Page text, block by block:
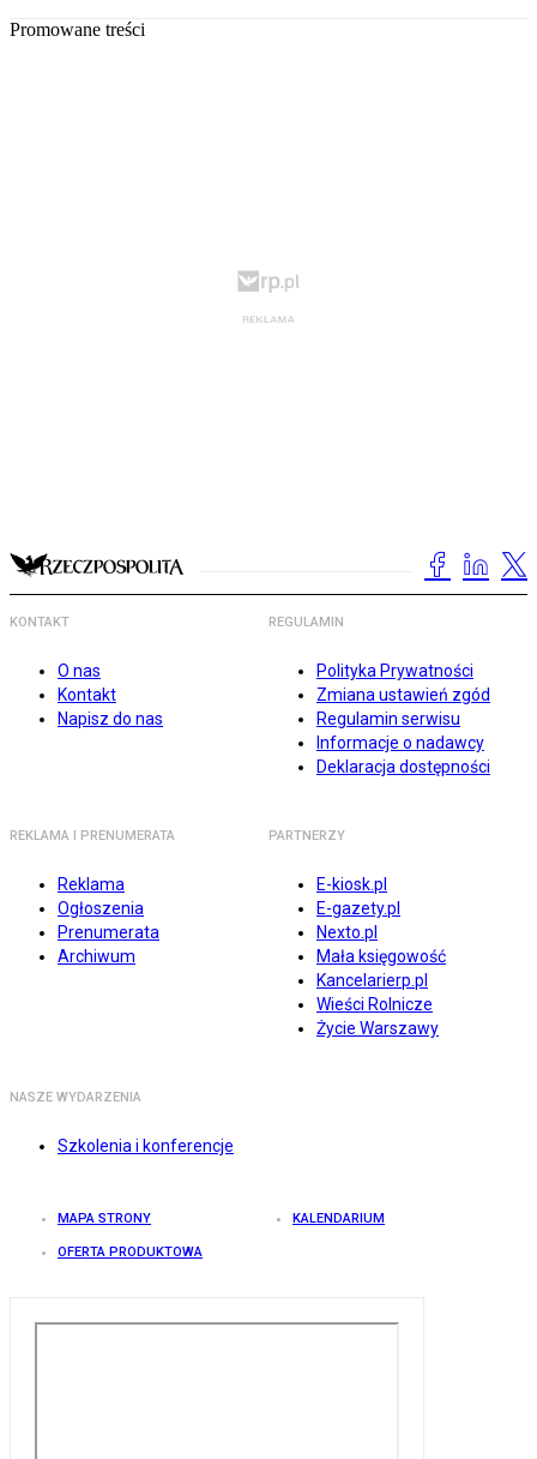
Promowane treści
KONTAKT
O nas
Kontakt
Napisz do nas
REGULAMIN
Polityka Prywatności
Zmiana ustawień zgód
Regulamin serwisu
Informacje o nadawcy
Deklaracja dostępności
REKLAMA I PRENUMERATA
Reklama
Ogłoszenia
Prenumerata
Archiwum
PARTNERZY
E-kiosk.pl
E-gazety.pl
Nexto.pl
Mała księgowość
Kancelarierp.pl
Wieści Rolnicze
Życie Warszawy
NASZE WYDARZENIA
Szkolenia i konferencje
MAPA STRONY KALENDARIUM
OFERTA PRODUKTOWA